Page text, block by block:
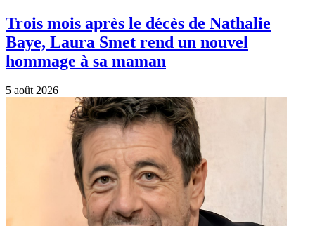
Trois mois après le décès de Nathalie
Baye, Laura Smet rend un nouvel
hommage à sa maman
5 août 2026